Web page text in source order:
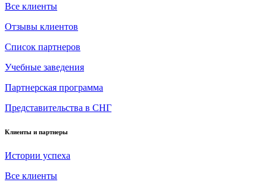
Все клиенты
Отзывы клиентов
Список партнеров
Учебные заведения
Партнерская программа
Представительства в СНГ
Клиенты и партнеры
Истории успеха
Все клиенты